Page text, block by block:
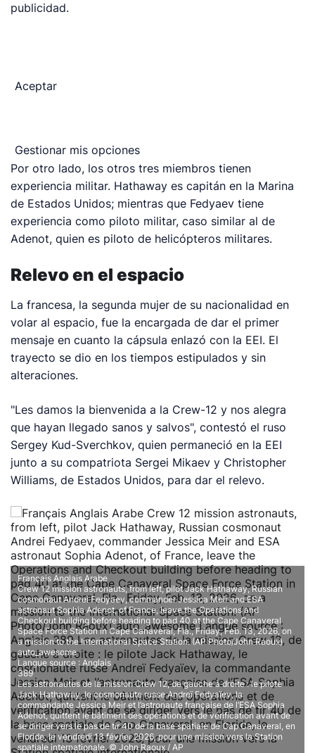
publicidad.
Aceptar
Gestionar mis opciones
Por otro lado, los otros tres miembros tienen
experiencia militar. Hathaway es capitán en la Marina
de Estados Unidos; mientras que Fedyaev tiene
experiencia como piloto militar, caso similar al de
Adenot, quien es piloto de helicópteros militares.
Relevo en el espacio
La francesa, la segunda mujer de su nacionalidad en
volar al espacio, fue la encargada de dar el primer
mensaje en cuanto la cápsula enlazó con la EEI. El
trayecto se dio en los tiempos estipulados y sin
alteraciones.
"Les damos la bienvenida a la Crew-12 y nos alegra
que hayan llegado sanos y salvos", contestó el ruso
Sergey Kud-Sverchkov, quien permaneció en la EEI
junto a su compatriota Sergei Mikaev y Christopher
Williams, de Estados Unidos, para dar el relevo.
Français Anglais Arabe
Crew 12 mission astronauts, from left, pilot Jack Hathaway, Russian
cosmonaut Andrei Fedyaev, commander Jessica Meir and ESA
astronaut Sophia Adenot, of France, leave the Operations and
Checkout building before heading to pad 40 at the Cape Canaveral
Space Force Station in Cape Canaveral, Fla., Friday, Feb. 13, 2026, on
a mission to the International Space Station. (AP Photo/John Raoux)
auto_awesome
Langue source : Anglais
389
Les astronautes de la mission Crew 12, de gauche à droite : le pilote
Jack Hathaway, le cosmonaute russe Andreï Fedyaïev, la
commandante Jessica Meir et l’astronaute française de l’ESA Sophia
Adenot, quittent le bâtiment des opérations et de vérification avant de
se diriger vers le pas de tir 40 de la base spatiale de Cap Canaveral, en
Floride, le vendredi 13 février 2026, pour une mission vers la Station
spatiale internationale. © John Raoux / AP